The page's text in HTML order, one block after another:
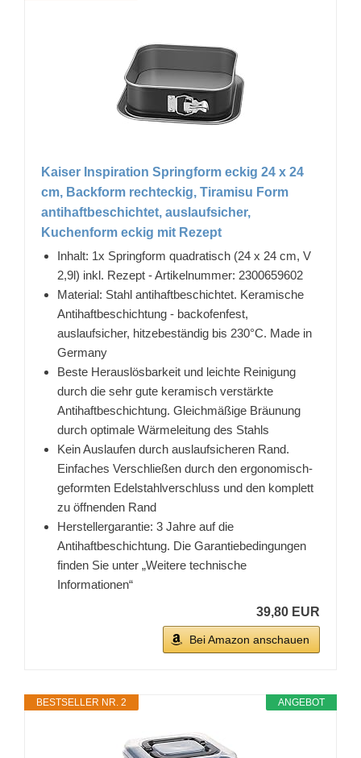
Kaiser Inspiration Springform eckig 24 x 24
cm, Backform rechteckig, Tiramisu Form
antihaftbeschichtet, auslaufsicher,
Kuchenform eckig mit Rezept
Inhalt: 1x Springform quadratisch (24 x 24 cm, V
2,9l) inkl. Rezept - Artikelnummer: 2300659602
Material: Stahl antihaftbeschichtet. Keramische
Antihaftbeschichtung - backofenfest,
auslaufsicher, hitzebeständig bis 230°C. Made in
Germany
Beste Herauslösbarkeit und leichte Reinigung
durch die sehr gute keramisch verstärkte
Antihaftbeschichtung. Gleichmäßige Bräunung
durch optimale Wärmeleitung des Stahls
Kein Auslaufen durch auslaufsicheren Rand.
Einfaches Verschließen durch den ergonomisch-
geformten Edelstahlverschluss und den komplett
zu öffnenden Rand
Herstellergarantie: 3 Jahre auf die
Antihaftbeschichtung. Die Garantiebedingungen
finden Sie unter „Weitere technische
Informationen“
39,80 EUR
Bei Amazon anschauen
ANGEBOT
BESTSELLER NR. 2